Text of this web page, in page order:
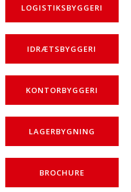
LOGISTIKSBYGGERI
IDRÆTSBYGGERI
KONTORBYGGERI
LAGERBYGNING
BROCHURE